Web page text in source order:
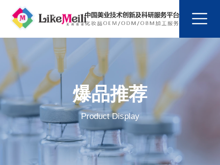
爆品推荐
Product Display